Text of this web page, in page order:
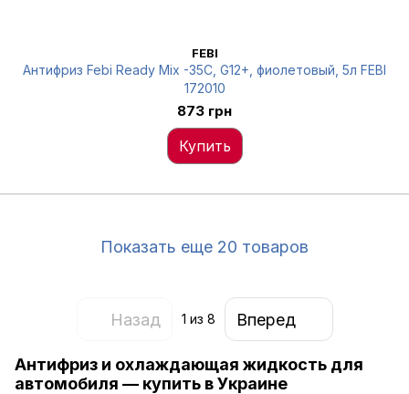
FEBI
Антифриз Febi Ready Mix -35C, G12+, фиолетовый, 5л FEBI
172010
873 грн
Купить
Показать еще 20 товаров
Назад 1 из 8 Вперед
Антифриз и охлаждающая жидкость для
автомобиля — купить в Украине